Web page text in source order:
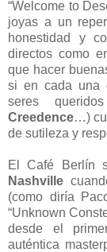
“Welcome to
joyas a un
honestidad y
directos como
que hacer
si en cada una
seres
Creedence…)
de sutileza y
El Café Berlín
Nashville
(como diría
“Unknown
desde el
auténtica